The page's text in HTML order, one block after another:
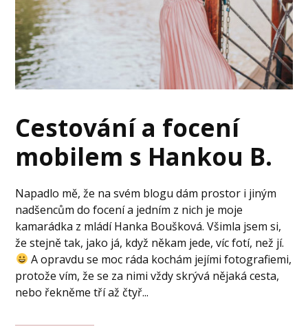
Cestování a focení
mobilem s Hankou B.
Napadlo mě, že na svém blogu dám prostor i jiným
nadšencům do focení a jedním z nich je moje
kamarádka z mládí Hanka Boušková. Všimla jsem si,
že stejně tak, jako já, když někam jede, víc fotí, než jí.
A opravdu se moc ráda kochám jejími fotografiemi,
protože vím, že se za nimi vždy skrývá nějaká cesta,
nebo řekněme tří až čtyř...